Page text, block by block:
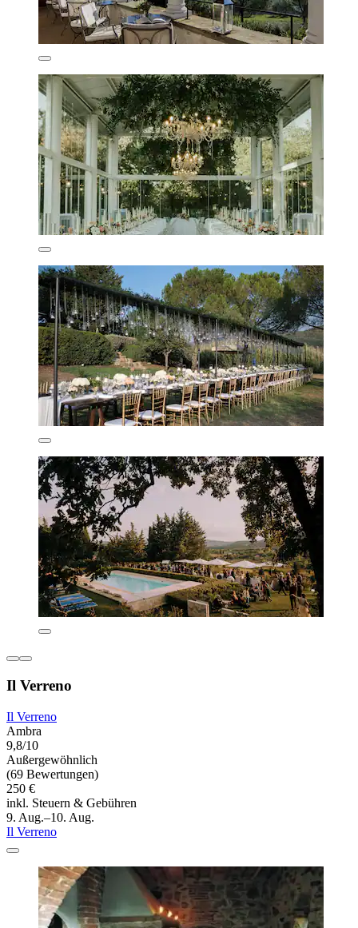
Il Verreno
Il Verreno
Ambra
9,8/10
Außergewöhnlich
(69 Bewertungen)
250 €
inkl. Steuern & Gebühren
9. Aug.–10. Aug.
Il Verreno